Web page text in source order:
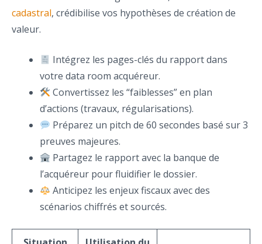
cadastral, crédibilise vos hypothèses de création de
valeur.
Intégrez les pages-clés du rapport dans
votre data room acquéreur.
Convertissez les “faiblesses” en plan
d’actions (travaux, régularisations).
Préparez un pitch de 60 secondes basé sur 3
preuves majeures.
Partagez le rapport avec la banque de
l’acquéreur pour fluidifier le dossier.
Anticipez les enjeux fiscaux avec des
scénarios chiffrés et sourcés.